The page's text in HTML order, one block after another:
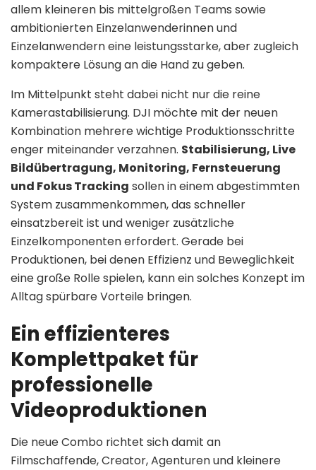
allem kleineren bis mittelgroßen Teams sowie
ambitionierten Einzelanwenderinnen und
Einzelanwendern eine leistungsstarke, aber zugleich
kompaktere Lösung an die Hand zu geben.
Im Mittelpunkt steht dabei nicht nur die reine
Kamerastabilisierung. DJI möchte mit der neuen
Kombination mehrere wichtige Produktionsschritte
enger miteinander verzahnen. Stabilisierung, Live
Bildübertragung, Monitoring, Fernsteuerung
und Fokus Tracking sollen in einem abgestimmten
System zusammenkommen, das schneller
einsatzbereit ist und weniger zusätzliche
Einzelkomponenten erfordert. Gerade bei
Produktionen, bei denen Effizienz und Beweglichkeit
eine große Rolle spielen, kann ein solches Konzept im
Alltag spürbare Vorteile bringen.
Ein effizienteres
Komplettpaket für
professionelle
Videoproduktionen
Die neue Combo richtet sich damit an
Filmschaffende, Creator, Agenturen und kleinere